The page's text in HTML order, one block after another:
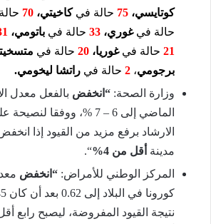
كوتايسي، 75 حالة فيكاخيتي، 70
حالة فيغوري، 33 حالة في باتومي،
21 حالة فيغوريا، 20 حالة في
برجومي، 2 حالة في راتشا ليخومي.
وزارة الصحة: “انخفض بالفعل معدل
الماضي إلى 6 – 7 %، ووفقا
الارشاد برفع مزيد من القيود إذا
مدينة أقل من 4%
“.
المركز الوطني للأمراض: “انخفض
نتيجة القيود المفروضة، ليصبح رابع